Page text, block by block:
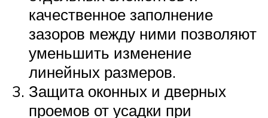
качественное заполнение
зазоров между ними позволяют
уменьшить изменение
линейных размеров.
Защита оконных и дверных
проемов от усадки при